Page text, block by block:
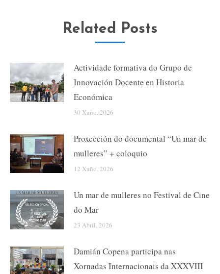
Related Posts
Actividade formativa do Grupo de
Innovación Docente en Historia
Económica
30 Xuño, 2026
Proxección do documental “Un mar de
mulleres” + coloquio
12 Xuño, 2026
Un mar de mulleres no Festival de Cine
do Mar
23 Abril, 2026
Damián Copena participa nas
Xornadas Internacionais da XXXVIII